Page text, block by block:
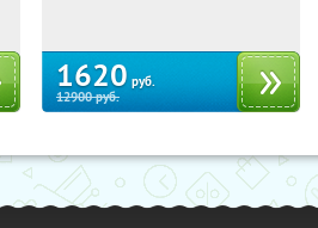
1620 руб.
12900руб.